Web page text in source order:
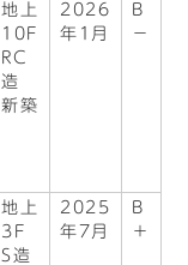
地上
10F
RC
造
新築
2026
年1月
B
－
地上
3F
S造
2025
年7月
B
＋